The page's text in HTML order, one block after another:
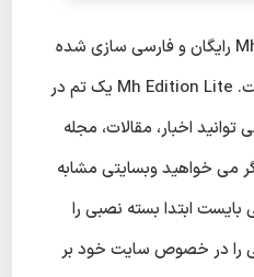
قالب وردپرس Mh Edition Lite رایگان و فارسی سازی شده
توسط تیم میهن وردپرس است. Mh Edition Lite یک تم در
اخبار، مقالات، مجله
می خواهید وبسایتی مشابه
ابتدا بسته نصبی را
را در خصوص سایت خود بر